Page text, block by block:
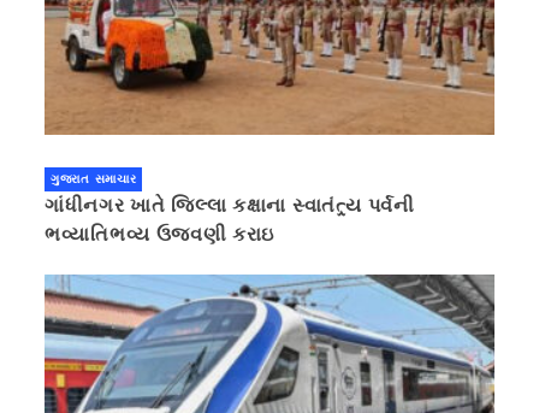
ગુજરાત સમાચાર
ગાંધીનગર ખાતે જિલ્લા કક્ષાના સ્વાતંત્ર્ય પર્વની
ભવ્યાતિભવ્ય ઉજવણી કરાઇ